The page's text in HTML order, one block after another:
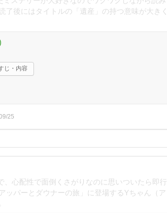
了後にはタイトルの「遺産」の持つ意味が大きく
じ・内容
25
、心配性で面倒くさがりなのに思いついたら即行
ッパーとダウナーの旅」に登場するYちゃん（ア